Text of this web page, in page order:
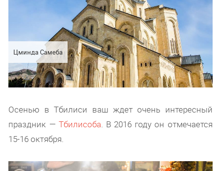
Цминда Самеба
Осенью в Тбилиси ваш ждет очень интересный
праздник — Тбилисоба. В 2016 году он отмечается
15-16 октября.